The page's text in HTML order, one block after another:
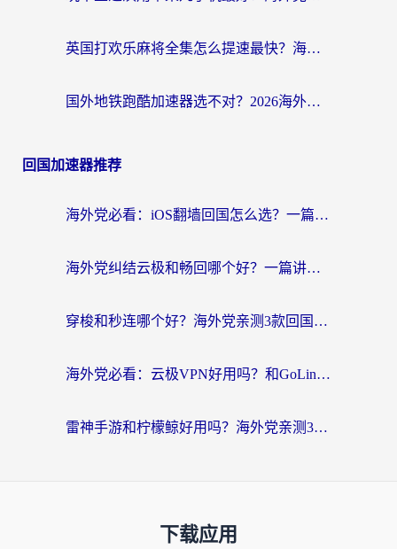
英国打欢乐麻将全集怎么提速最快？海外党亲测有效的国服游戏加速指南
国外地铁跑酷加速器选不对？2026海外玩家必看的国服游戏加速全攻略
回国加速器推荐
海外党必看：iOS翻墙回国怎么选？一篇搞定无缝访问国内资源
海外党纠结云极和畅回哪个好？一篇讲透回国加速器怎么选（附避坑指南）
穿梭和秒连哪个好？海外党亲测3款回国加速器，教你在国外正常浏览国内网站
海外党必看：云极VPN好用吗？和GoLinkVPN对比哪个回国效果更好？附真实体验指南
雷神手游和柠檬鲸好用吗？海外党亲测3款回国加速器，教你避开破解VPN坑
下载应用